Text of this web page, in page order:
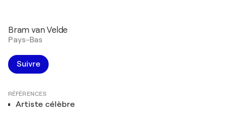
Bram van Velde
Pays-Bas
Suivre
RÉFÉRENCES
Artiste célèbre